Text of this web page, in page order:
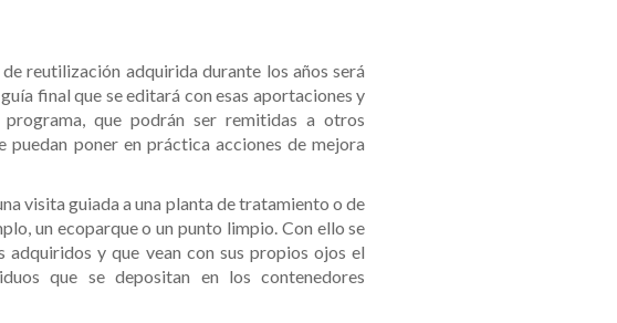
reutilización adquirida durante los años será
final que se editará con esas aportaciones y
programa, que podrán ser remitidas a otros
puedan poner en práctica acciones de mejora
visita guiada a una planta de tratamiento o de
un ecoparque o un punto limpio. Con ello se
adquiridos y que vean con sus propios ojos el
que se depositan en los contenedores